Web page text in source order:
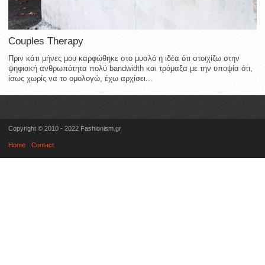
Couples Therapy
Πριν κάτι μήνες μου καρφώθηκε στο μυαλό η ιδέα ότι στοιχίζω στην
ψηφιακή ανθρωπότητα πολύ bandwidth και τρόμαξα με την υποψία ότι,
ίσως χωρίς να το ομολογώ, έχω αρχίσει...
Copyright © 2010 - 2022 Fashionism.gr
Home Contact